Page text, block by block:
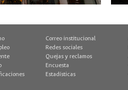
Correo institucional
Redes sociales
Quejas y reclamos
Encuesta
Estadísticas